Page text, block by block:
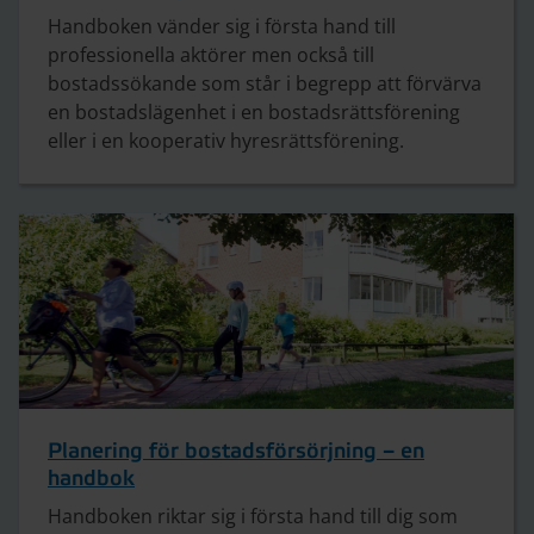
Handboken vänder sig i första hand till
professionella aktörer men också till
bostadssökande som står i begrepp att förvärva
en bostadslägenhet i en bostadsrättsförening
eller i en kooperativ hyresrättsförening.
Planering för bostadsförsörjning – en
handbok
Handboken riktar sig i första hand till dig som